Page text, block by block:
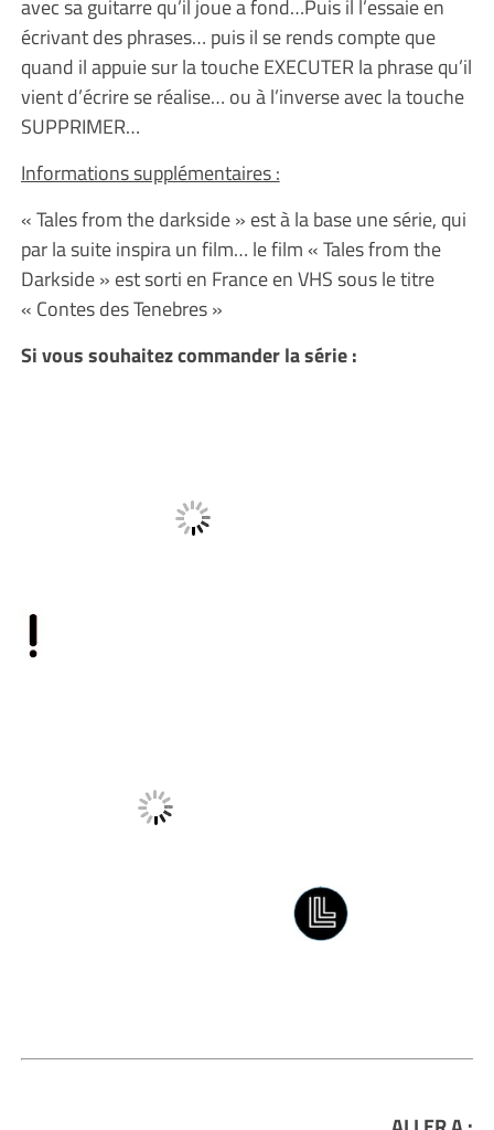
avec sa guitarre qu’il joue a fond…Puis il l’essaie en
écrivant des phrases… puis il se rends compte que
quand il appuie sur la touche EXECUTER la phrase qu’il
vient d’écrire se réalise… ou à l’inverse avec la touche
SUPPRIMER…
Informations supplémentaires :
« Tales from the darkside » est à la base une série, qui
par la suite inspira un film… le film « Tales from the
Darkside » est sorti en France en VHS sous le titre
« Contes des Tenebres »
Si vous souhaitez commander la série :